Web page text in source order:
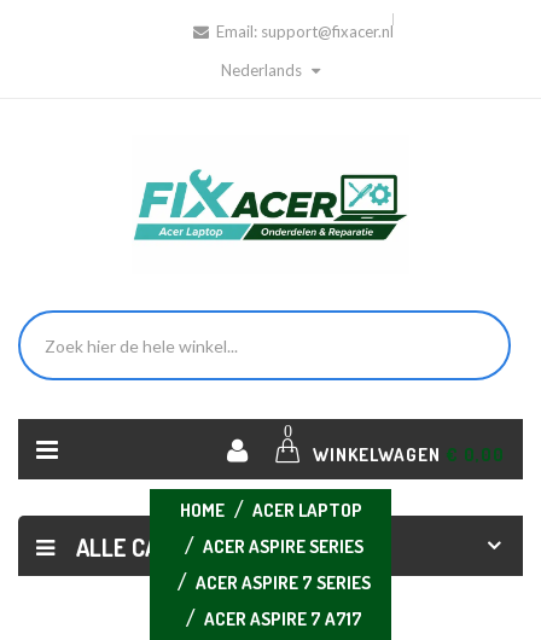
Email: support@fixacer.nl
Nederlands
0
WINKELWAGEN € 0,00
ALLE CATEGORIEËN
HOME
ACER LAPTOP
ACER ASPIRE SERIES
ACER ASPIRE 7 SERIES
ACER ASPIRE 7 A717